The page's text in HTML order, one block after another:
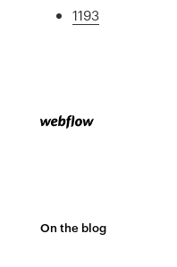
1193
On the blog